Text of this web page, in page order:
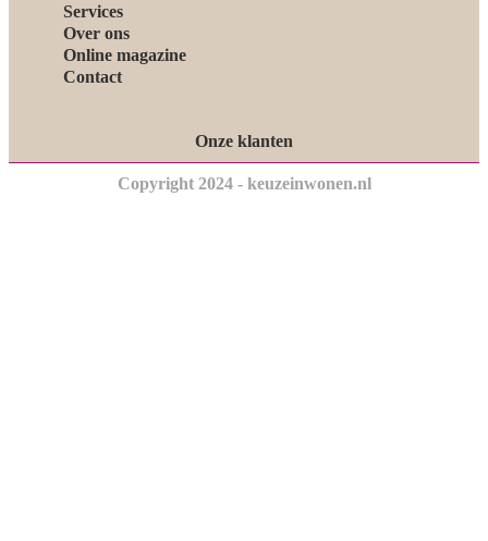
Services
Over ons
Online magazine
Contact
Onze klanten
Copyright 2024 - keuzeinwonen.nl